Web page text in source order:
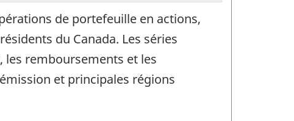
de portefeuille en actions,
du Canada. Les séries
les remboursements et les
et principales régions